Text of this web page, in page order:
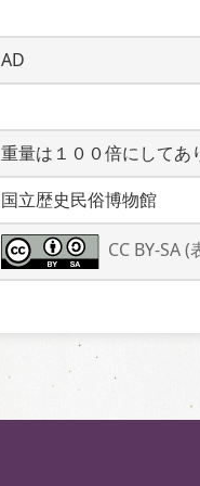
AD
重量は１００倍にしてあ
国立歴史民俗博物館
CC BY-SA